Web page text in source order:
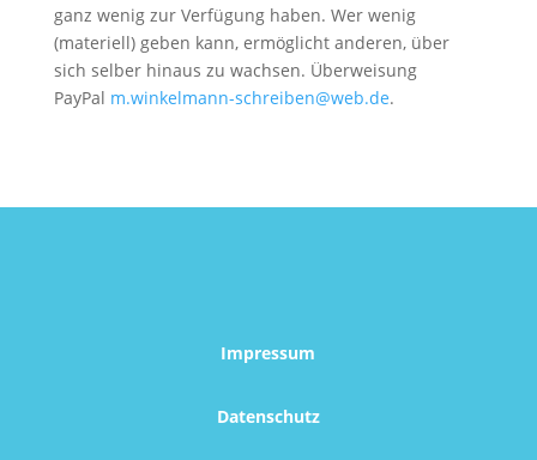
ganz wenig zur Verfügung haben. Wer wenig
(materiell) geben kann, ermöglicht anderen, über
sich selber hinaus zu wachsen. Überweisung
PayPal m.winkelmann-schreiben@web.de.
Impressum
Datenschutz